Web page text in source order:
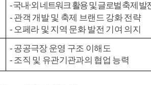
- 국내·외 네트워크 활용 및 글로벌 축제 발
- 관객 개발 및 축제 브랜드 강화 전략
- 오페라 및 지역 문화 발전 기여 의지
- 공공극장 운영 구조 이해도
- 조직 및 유관기관과의 협업 능력